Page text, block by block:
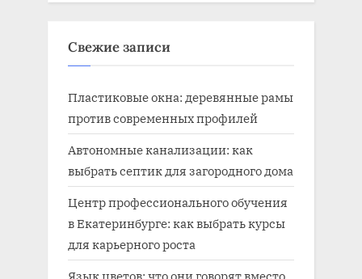
Свежие записи
Пластиковые окна: деревянные рамы
против современных профилей
Автономные канализации: как
выбрать септик для загородного дома
Центр профессионального обучения
в Екатеринбурге: как выбрать курсы
для карьерного роста